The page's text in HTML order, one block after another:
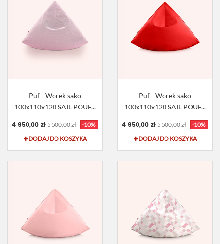
Puf - Worek sako
100x110x120 SAIL POUF...
4 950,00 zł 5 500,00 zł
-10%
DODAJ DO KOSZYKA
Puf - Worek sako
100x110x120 SAIL POUF...
4 950,00 zł 5 500,00 zł
-10%
DODAJ DO KOSZYKA